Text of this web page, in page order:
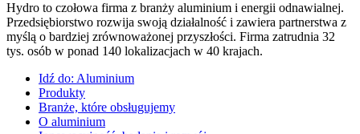
Hydro to czołowa firma z branży aluminium i energii odnawialnej.
Przedsiębiorstwo rozwija swoją działalność i zawiera partnerstwa z
myślą o bardziej zrównoważonej przyszłości. Firma zatrudnia 32
tys. osób w ponad 140 lokalizacjach w 40 krajach.
Idź do: Aluminium
Produkty
Branże, które obsługujemy
O aluminium